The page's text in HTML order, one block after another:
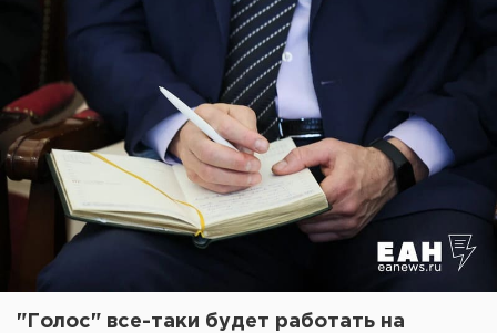
"Голос" все-таки будет работать на